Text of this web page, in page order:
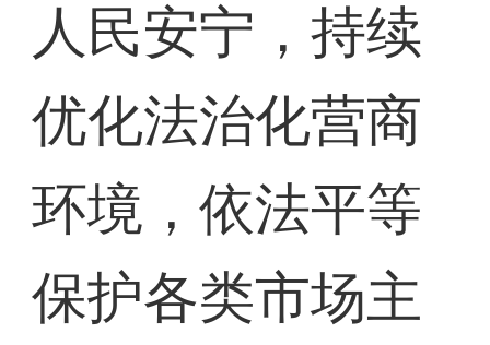
人民安宁，持续
优化法治化营商
环境，依法平等
保护各类市场主